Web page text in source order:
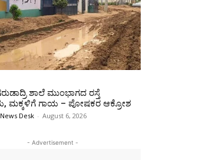
ಶಾಲೆ ಮುಂಭಾಗದ ರಸ್ತೆ
ಮಕ್ಕಳಿಗೆ ಗಾಯ – ಪೋಷಕರ ಆಕ್ರೋಶ
Desk - August 6, 2026
- Advertisement -